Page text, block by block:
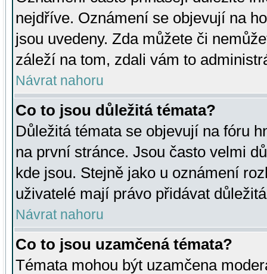
nejdříve. Oznámení se objevují na
jsou uvedeny. Zda můžete či
záleží na tom, zdali vám to
Návrat nahoru
Co to jsou důležitá témata?
Důležitá témata se objevují na fóru
na první stránce. Jsou často velmi
kde jsou. Stejně jako u oznámení
uživatelé mají právo přidávat
Návrat nahoru
Co to jsou uzamčená témata?
Témata mohou být uzamčena